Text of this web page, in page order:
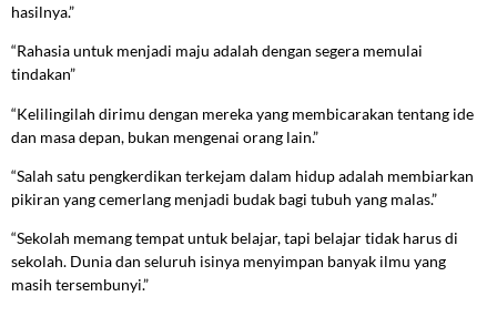
hasilnya.”
“Rahasia untuk menjadi maju adalah dengan segera memulai
tindakan”
“Kelilingilah dirimu dengan mereka yang membicarakan tentang ide
dan masa depan, bukan mengenai orang lain.”
“Salah satu pengkerdikan terkejam dalam hidup adalah membiarkan
pikiran yang cemerlang menjadi budak bagi tubuh yang malas.”
“Sekolah memang tempat untuk belajar, tapi belajar tidak harus di
sekolah. Dunia dan seluruh isinya menyimpan banyak ilmu yang
masih tersembunyi.”